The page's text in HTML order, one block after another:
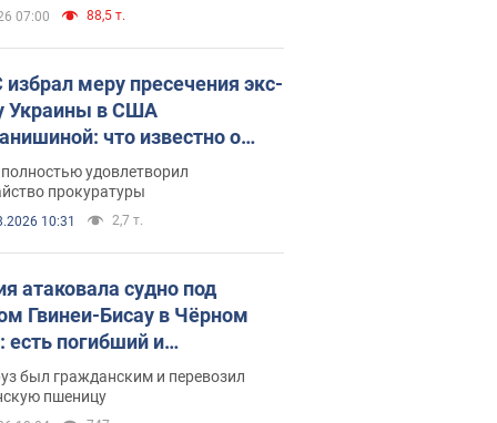
07:00 88,5 т.
меру пресечения экс-
Украины в США
что известно о
удовлетворил
прокуратуры
10:31 2,7 т.
атаковала судно под
Гвинеи-Бисау в Чёрном
есть погибший и
был гражданским и перевозил
пшеницу